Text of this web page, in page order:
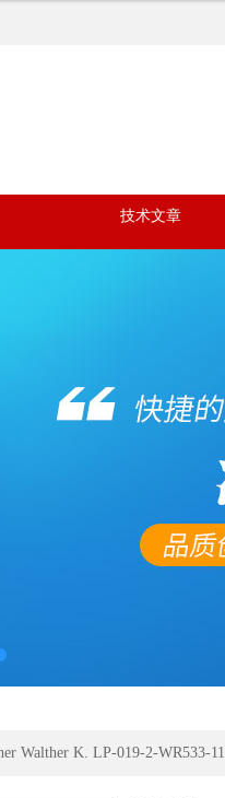
技术文章
Walther K. LP-019-2-WR533-